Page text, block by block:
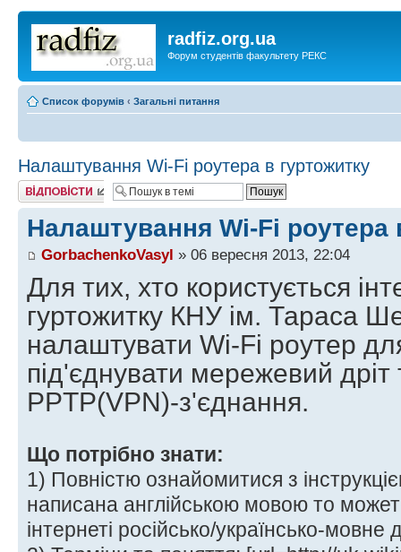
radfiz.org.ua
Форум студентів факультету РЕКС
Список форумів ‹ Загальні питання
Налаштування Wi-Fi роутера в гуртожитку
Відповісти
Налаштування Wi-Fi роутера
GorbachenkoVasyl » 06 вересня 2013, 22:04
Для тих, хто користується
гуртожитку КНУ ім. Тараса
налаштувати Wi-Fi роутер
під'єднувати мережевий дріт
PPTP(VPN)-з'єднання.
Що потрібно знати:
1) Повністю ознайомитися з
написана англійською мовою то
інтернеті російсько/українсько-мовне